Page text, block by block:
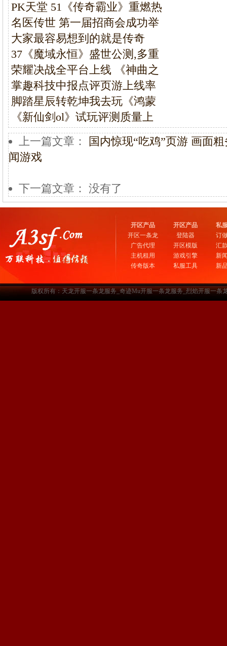
PK天堂 51《传奇霸业》重燃热
名医传世 第一届招商会成功举
大家最容易想到的就是传奇
37《魔域永恒》盛世公测,多重
荣耀决战全平台上线 《神曲之
掌趣科技中报点评页游上线率
脚踏星辰转乾坤我去玩《鸿蒙
《新仙剑ol》试玩评测质量上
上一篇文章：
国内惊现“吃鸡”页游 画面
闻游戏
下一篇文章： 没有了
开区产品
开区一条龙
广告代理
主机租用
传奇版本
开区产品
登陆器
开区模版
游戏引擎
私服工具
私
订
汇
新
新
版权所有：天龙开服一条龙服务_奇迹Mu开服一条龙服务_烈焰开服一条